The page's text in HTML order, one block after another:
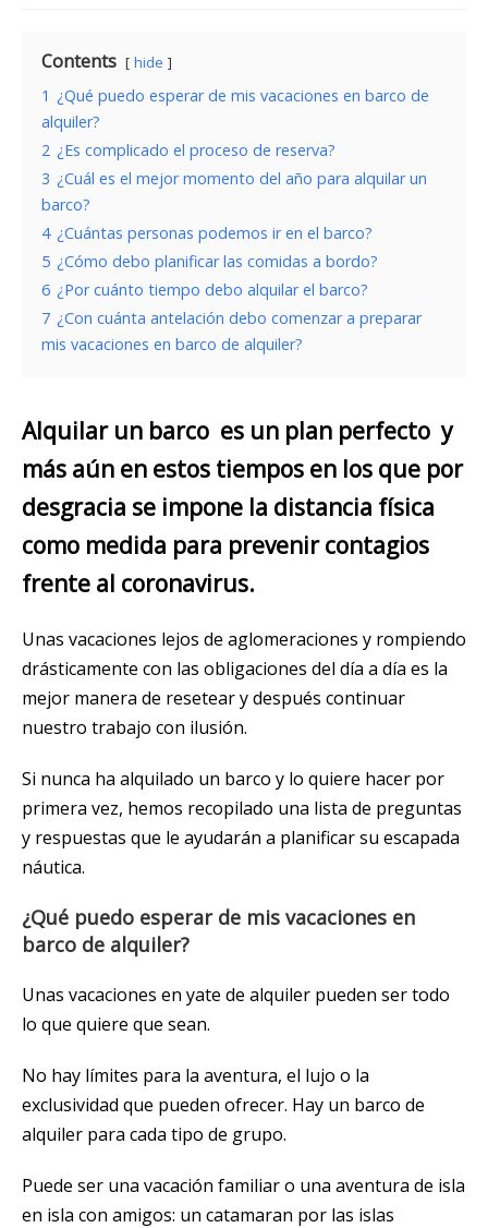
Contents hide
1 ¿Qué puedo esperar de mis vacaciones en barco de
alquiler?
2 ¿Es complicado el proceso de reserva?
3 ¿Cuál es el mejor momento del año para alquilar un
barco?
4 ¿Cuántas personas podemos ir en el barco?
5 ¿Cómo debo planificar las comidas a bordo?
6 ¿Por cuánto tiempo debo alquilar el barco?
7 ¿Con cuánta antelación debo comenzar a preparar
mis vacaciones en barco de alquiler?
Alquilar un barco es un plan perfecto y
más aún en estos tiempos en los que por
desgracia se impone la distancia física
como medida para prevenir contagios
frente al coronavirus.
Unas vacaciones lejos de aglomeraciones y rompiendo
drásticamente con las obligaciones del día a día es la
mejor manera de resetear y después continuar
nuestro trabajo con ilusión.
Si nunca ha alquilado un barco y lo quiere hacer por
primera vez, hemos recopilado una lista de preguntas
y respuestas que le ayudarán a planificar su escapada
náutica.
¿Qué puedo esperar de mis vacaciones en
barco de alquiler?
Unas vacaciones en yate de alquiler pueden ser todo
lo que quiere que sean.
No hay límites para la aventura, el lujo o la
exclusividad que pueden ofrecer. Hay un barco de
alquiler para cada tipo de grupo.
Puede ser una vacación familiar o una aventura de isla
en isla con amigos: un catamaran por las islas